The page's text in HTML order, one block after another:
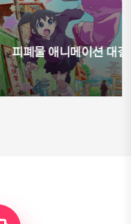
에 ⟨고향 최고!⟩ 참전